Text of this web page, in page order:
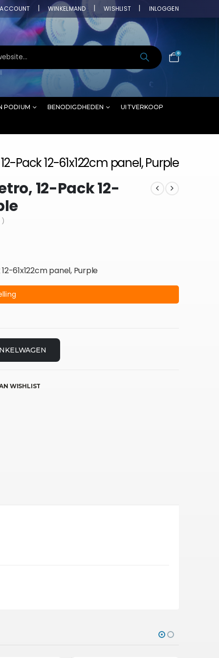
ACCOUNT WINKELMAND WISHLIST INLOGGEN
0
PODIUM BENODIGDHEDEN UITVERKOOP
Pack 12-61x122cm panel, Purple
12-Pack 12-
)
61x122cm panel, Purple
WISHLIST